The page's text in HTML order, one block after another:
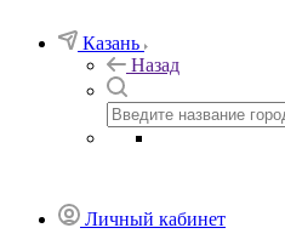
Казань
Назад
Личный кабинет